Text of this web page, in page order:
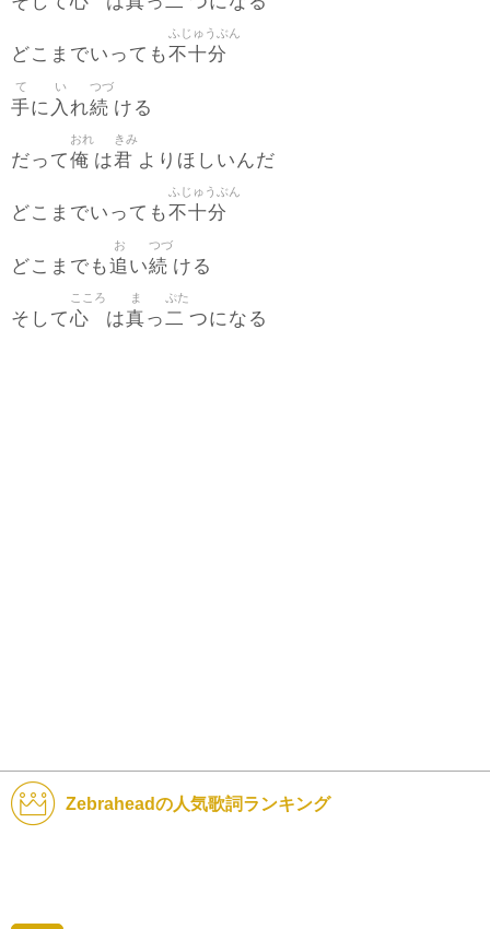
どこまでいっても不十分
ふじゅうぶん
手
て
に 入
い
れ続
つづ
ける
だって俺
おれ
は君
きみ
よりほしいんだ
どこまでいっても不十分
ふじゅうぶん
どこまでも追
お
い続
つづ
ける
そして心
こころ
は真
ま
っ二
ぷた
つになる
Zebraheadの人気歌詞ランキング